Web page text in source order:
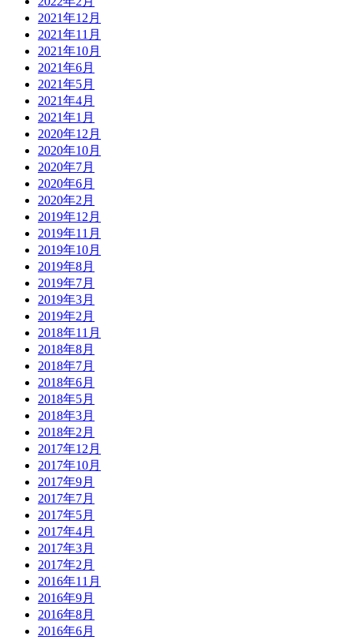
2021年12月
2021年11月
2021年10月
2021年6月
2021年5月
2021年4月
2021年1月
2020年12月
2020年10月
2020年7月
2020年6月
2020年2月
2019年12月
2019年11月
2019年10月
2019年8月
2019年7月
2019年3月
2019年2月
2018年11月
2018年8月
2018年7月
2018年6月
2018年5月
2018年3月
2018年2月
2017年12月
2017年10月
2017年9月
2017年7月
2017年5月
2017年4月
2017年3月
2017年2月
2016年11月
2016年9月
2016年8月
2016年6月